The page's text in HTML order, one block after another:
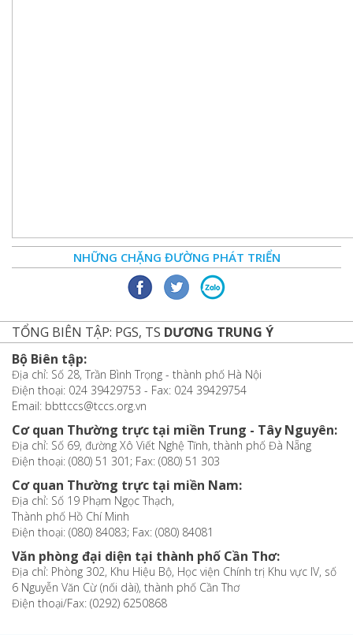
NHỮNG CHẶNG ĐƯỜNG PHÁT TRIỂN
TỔNG BIÊN TẬP: PGS, TS DƯƠNG TRUNG Ý
Bộ Biên tập:
Địa chỉ: Số 28, Trần Bình Trọng - thành phố Hà Nội
Điện thoại: 024 39429753 - Fax: 024 39429754
Email: bbttccs@tccs.org.vn
Cơ quan Thường trực tại miền Trung - Tây Nguyên:
Địa chỉ: Số 69, đường Xô Viết Nghệ Tĩnh, thành phố Đà Nẵng
Điện thoại: (080) 51 301; Fax: (080) 51 303
Cơ quan Thường trực tại miền Nam:
Địa chỉ: Số 19 Phạm Ngọc Thạch,
Thành phố Hồ Chí Minh
Điện thoại: (080) 84083; Fax: (080) 84081
Văn phòng đại diện tại thành phố Cần Thơ:
Địa chỉ: Phòng 302, Khu Hiệu Bộ, Học viện Chính trị Khu vực IV, số
6 Nguyễn Văn Cừ (nối dài), thành phố Cần Thơ
Điện thoại/Fax: (0292) 6250868